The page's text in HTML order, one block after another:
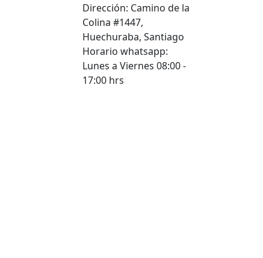
Dirección: Camino de la
Colina #1447,
Huechuraba, Santiago
Horario whatsapp:
Lunes a Viernes 08:00 -
17:00 hrs